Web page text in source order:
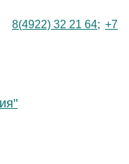
8(4922) 32 21 64; +7